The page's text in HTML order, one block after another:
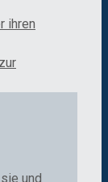
ihren
und